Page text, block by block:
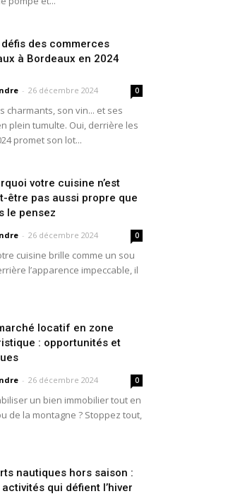
défis des commerces
à Bordeaux en 2024
- 26 décembre 2024 0
charmants, son vin... et ses
plein tumulte. Oui, derrière les
promet son lot...
votre cuisine n’est
être pas aussi propre que
le pensez
- 26 décembre 2024 0
cuisine brille comme un sou
l’apparence impeccable, il
locatif en zone
: opportunités et
- 26 décembre 2024 0
un bien immobilier tout en
de la montagne ? Stoppez tout,
nautiques hors saison :
qui défient l’hiver